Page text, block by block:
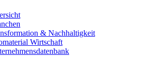
& Nachhaltigkeit
Wirtschaft